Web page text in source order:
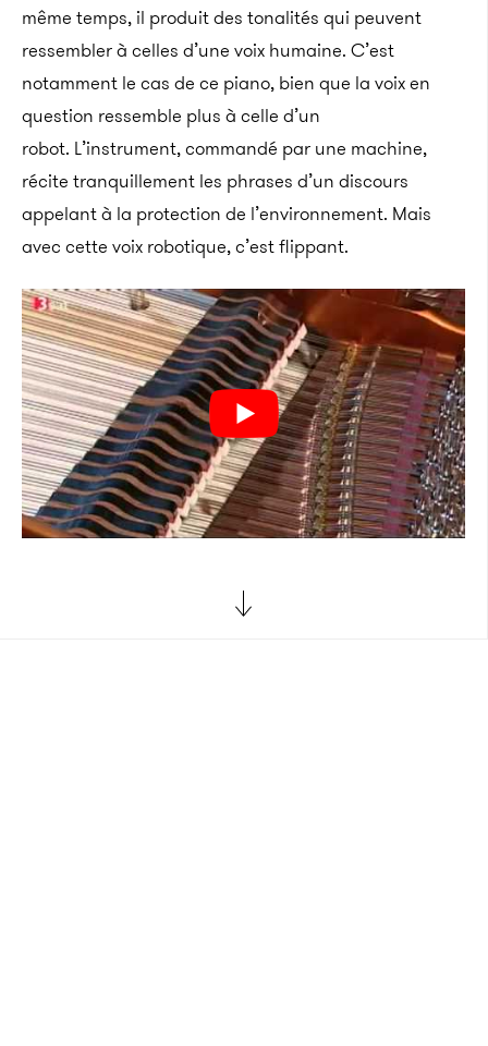
même temps, il produit des tonalités qui peuvent
ressembler à celles d’une voix humaine. C’est
notamment le cas de ce piano, bien que la voix en
question ressemble plus à celle d’un
robot. L’instrument, commandé par une machine,
récite tranquillement les phrases d’un discours
appelant à la protection de l’environnement. Mais
avec cette voix robotique, c’est flippant.